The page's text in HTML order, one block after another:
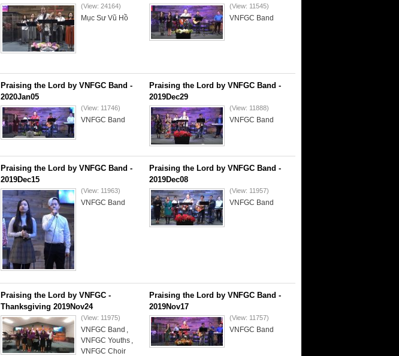
(View: 24164)
Mục Sư Vũ Hồ
(View: 11545)
VNFGC Band
Praising the Lord by VNFGC Band -
2020Jan05
(View: 11746)
VNFGC Band
Praising the Lord by VNFGC Band -
2019Dec29
(View: 11888)
VNFGC Band
Praising the Lord by VNFGC Band -
2019Dec15
(View: 11963)
VNFGC Band
Praising the Lord by VNFGC Band -
2019Dec08
(View: 11957)
VNFGC Band
Praising the Lord by VNFGC -
Thanksgiving 2019Nov24
(View: 11975)
VNFGC Band ,
VNFGC Youths ,
VNFGC Choir
Praising the Lord by VNFGC Band -
2019Nov17
(View: 11757)
VNFGC Band